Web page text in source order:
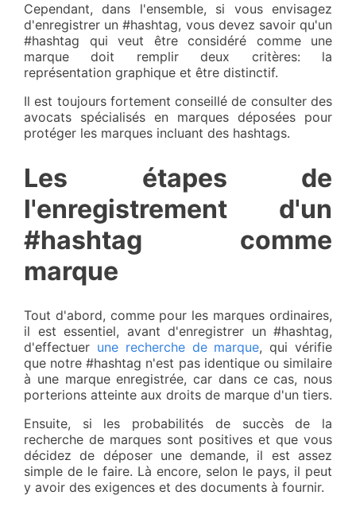
Cependant, dans l'ensemble, si vous envisagez
d'enregistrer un #hashtag, vous devez savoir qu'un
#hashtag qui veut être considéré comme une
marque doit remplir deux critères: la
représentation graphique et être distinctif.
Il est toujours fortement conseillé de consulter des
avocats spécialisés en marques déposées pour
protéger les marques incluant des hashtags.
Les étapes de
l'enregistrement d'un
#hashtag comme
marque
Tout d'abord, comme pour les marques ordinaires,
il est essentiel, avant d'enregistrer un #hashtag,
d'effectuer une recherche de marque, qui vérifie
que notre #hashtag n'est pas identique ou similaire
à une marque enregistrée, car dans ce cas, nous
porterions atteinte aux droits de marque d'un tiers.
Ensuite, si les probabilités de succès de la
recherche de marques sont positives et que vous
décidez de déposer une demande, il est assez
simple de le faire. Là encore, selon le pays, il peut
y avoir des exigences et des documents à fournir.